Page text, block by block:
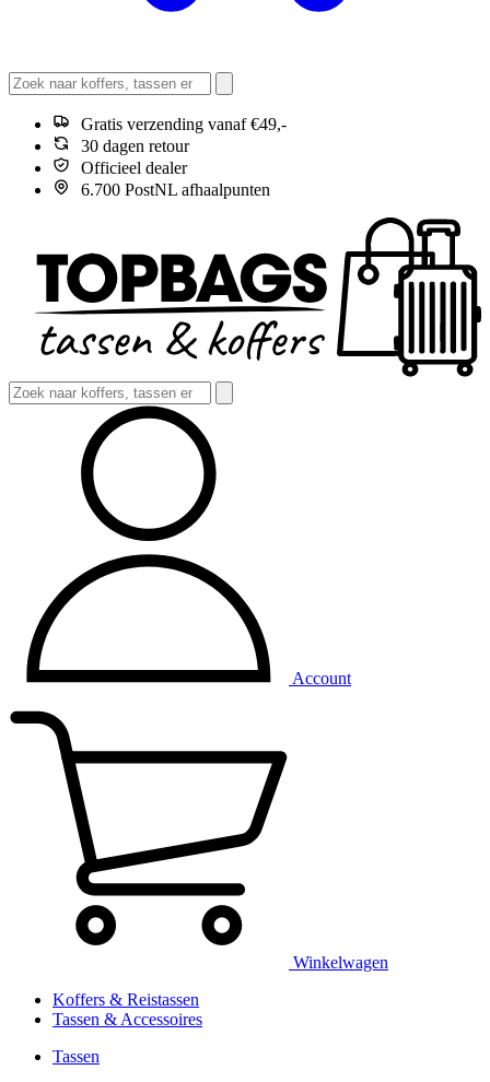
Gratis verzending vanaf €49,-
30 dagen retour
Officieel dealer
6.700 PostNL afhaalpunten
Account
Winkelwagen
Koffers & Reistassen
Tassen & Accessoires
Tassen